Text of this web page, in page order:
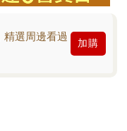
選周邊看過
加購